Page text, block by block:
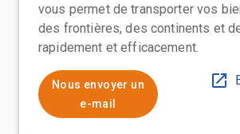
vous permet de transporter vos
des frontières, des continents et
rapidement et efficacement.
Nous envoyer un
e-mail